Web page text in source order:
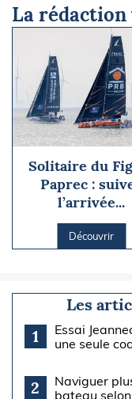
La rédaction
Solitaire du
Paprec :
l’arrivée...
Découvrir
Les
1
Essai
une seule
2
Naviguer
bateau